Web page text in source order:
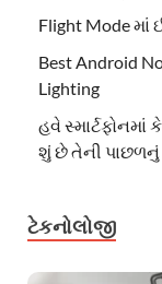
Flight Mode માં
Best Android
Lighting
હવે
શું છે તેની પાછળનું
ટેકનોલોજી